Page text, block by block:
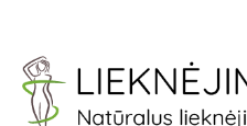
content